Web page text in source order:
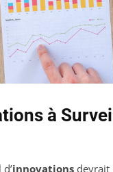
à
innovations devrait